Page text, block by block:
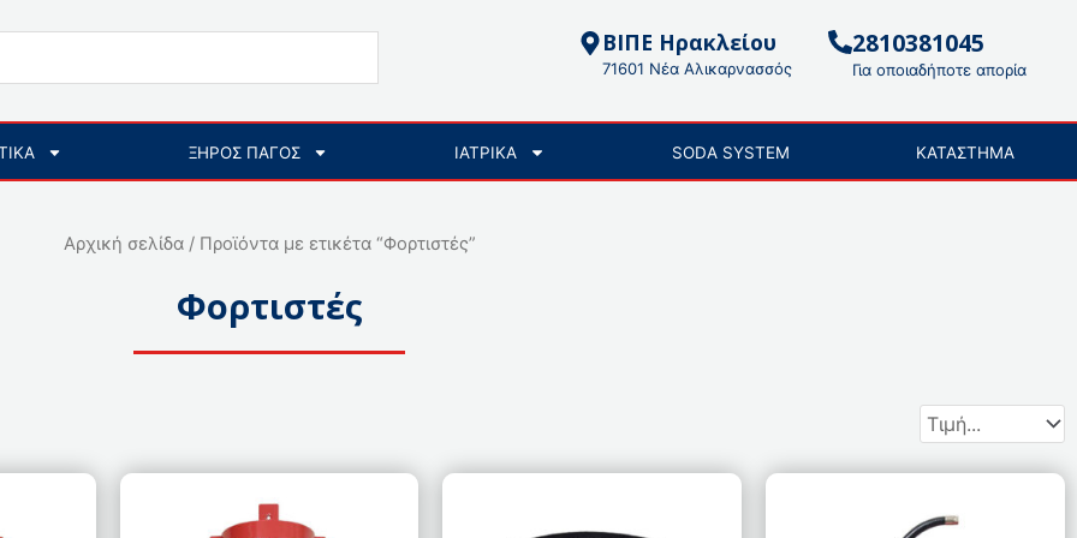
ΒΙΠΕ Ηρακλείου
71601 Νέα Αλικαρνασσός
2810381045
Για οποιαδήποτε απορία
ΞΗΡΟΣ ΠΑΓΟΣ ΙΑΤΡΙΚΑ SODA SYSTEM ΚΑΤΑΣΤΗΜΑ
Αρχική σελίδα/ Προϊόντα με ετικέτα “Φορτιστές”
Φορτιστές